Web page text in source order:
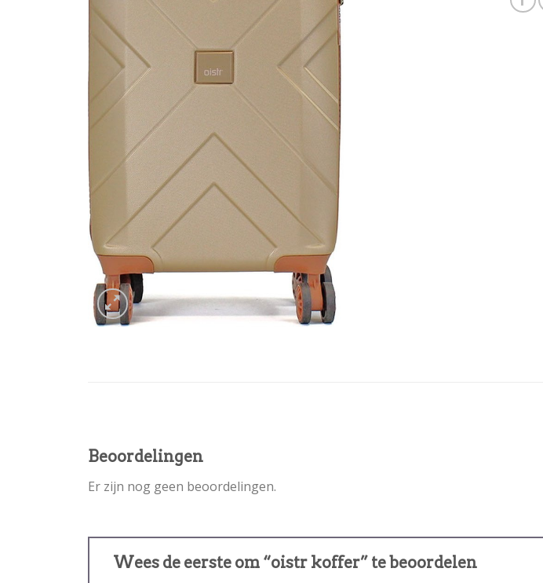
Beoordelingen
Er zijn nog geen beoordelingen.
Wees de eerste om “oistr koffer” te beoordelen